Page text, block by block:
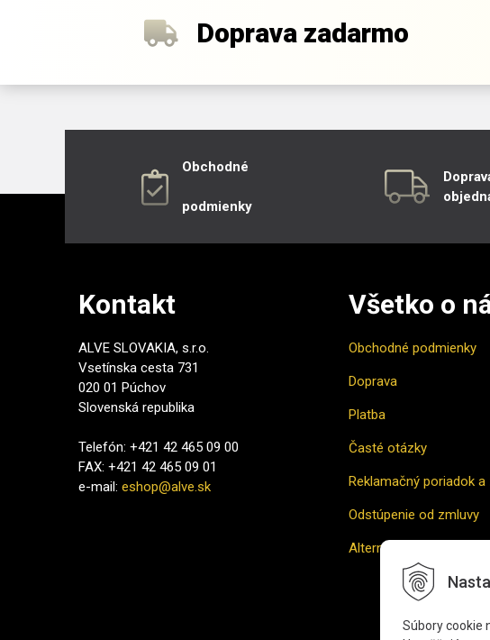
Súbory cookie
Doprava zadarmo
Obchodné
podmienky
Kontakt
ALVE SLOVAKIA, s.r.o.
Vsetínska cesta 731
020 01 Púchov
Slovenská republika
Telefón: +421 42 465 09 00
FAX: +421 42 465 09 01
e-mail: eshop@alve.sk
Všetko o
Obchodné podmienky
Doprava
Platba
Časté otázky
Reklamačný poriadok a
Odstúpenie od zmluvy
Alternatívne riešenie